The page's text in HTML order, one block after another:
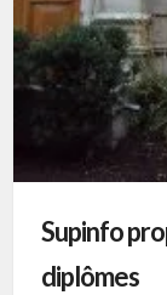
Supinfo
diplômes